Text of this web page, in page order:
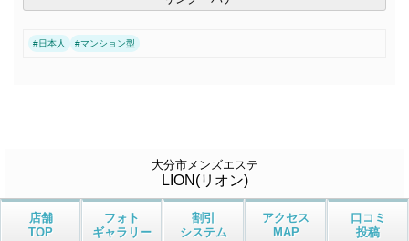
#日本人 #マンション型
大分市メンズエステ
LION(リオン)
店舗
TOP
フォト
ギャラリー
割引
システム
アクセス
MAP
口コミ
投稿